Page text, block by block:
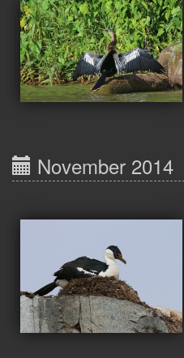
November 2014